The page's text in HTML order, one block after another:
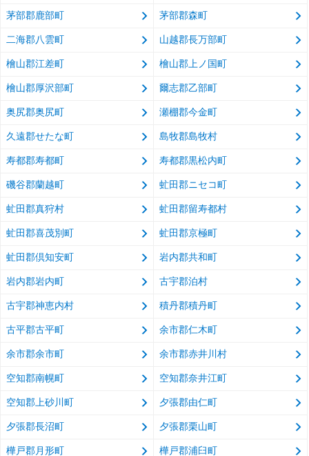
茅部郡鹿部町 茅部郡森町
二海郡八雲町 山越郡長万部町
檜山郡江差町 檜山郡上ノ国町
檜山郡厚沢部町 爾志郡乙部町
奥尻郡奥尻町 瀬棚郡今金町
久遠郡せたな町 島牧郡島牧村
寿都郡寿都町 寿都郡黒松内町
磯谷郡蘭越町 虻田郡ニセコ町
虻田郡真狩村 虻田郡留寿都村
虻田郡喜茂別町 虻田郡京極町
虻田郡倶知安町 岩内郡共和町
岩内郡岩内町 古宇郡泊村
古宇郡神恵内村 積丹郡積丹町
古平郡古平町 余市郡仁木町
余市郡余市町 余市郡赤井川村
空知郡南幌町 空知郡奈井江町
空知郡上砂川町 夕張郡由仁町
夕張郡長沼町 夕張郡栗山町
樺戸郡月形町 樺戸郡浦臼町